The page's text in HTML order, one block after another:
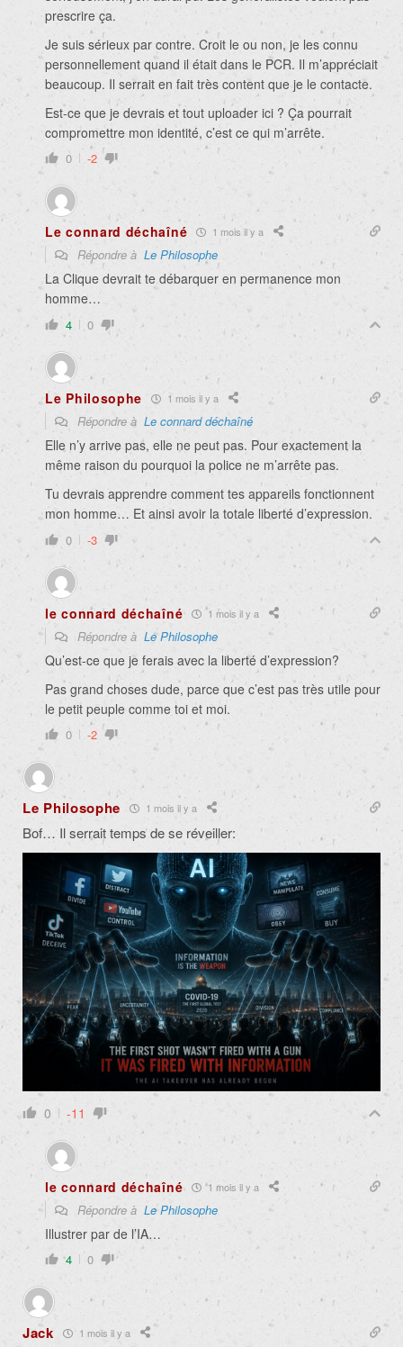
prescrire ça.
Je suis sérieux par contre. Croit le ou non, je les connu
personnellement quand il était dans le PCR. Il m’appréciait
beaucoup. Il serrait en fait très content que je le contacte.
Est-ce que je devrais et tout uploader ici ? Ça pourrait
compromettre mon identité, c’est ce qui m’arrête.
0 -2
Le connard déchaîné 1 mois il y a
Répondre à Le Philosophe
La Clique devrait te débarquer en permanence mon
homme…
4 0
Le Philosophe 1 mois il y a
Répondre à Le connard déchaîné
Elle n’y arrive pas, elle ne peut pas. Pour exactement la
même raison du pourquoi la police ne m’arrête pas.
Tu devrais apprendre comment tes appareils fonctionnent
mon homme… Et ainsi avoir la totale liberté d’expression.
0 -3
le connard déchaîné 1 mois il y a
Répondre à Le Philosophe
Qu’est-ce que je ferais avec la liberté d’expression?
Pas grand choses dude, parce que c’est pas très utile pour
le petit peuple comme toi et moi.
0 -2
Le Philosophe 1 mois il y a
Bof… Il serrait temps de se réveiller:
0 -11
le connard déchaîné 1 mois il y a
Répondre à Le Philosophe
Illustrer par de l’IA…
4 0
Jack 1 mois il y a